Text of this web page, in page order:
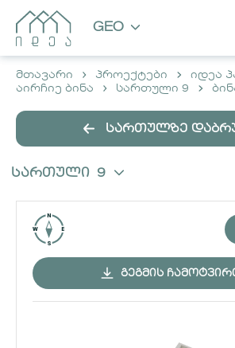
GEO
ᲐᲘᲠᲩᲘᲔ ᲑᲘᲜᲐ
მთავარი პროექტები
იდეა
აირჩიე ბინა
სართული 9
სართულზე
სართული 9
ᲒᲔᲒᲛᲘᲡ